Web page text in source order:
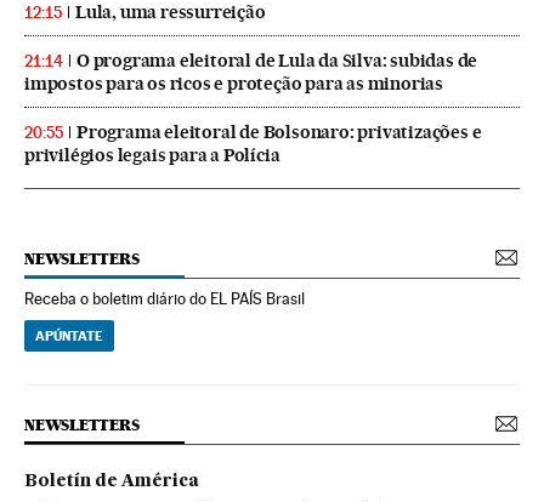
12:15 Lula, uma ressurreição
21:14
O programa eleitoral de Lula da Silva: subidas de
impostos para os ricos e proteção para as minorias
20:55
Programa eleitoral de Bolsonaro: privatizações e
privilégios legais para a Polícia
NEWSLETTERS
Receba o boletim diário do EL PAÍS Brasil
APÚNTATE
NEWSLETTERS
Boletín de América